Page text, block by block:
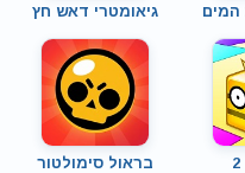
המים גיאומטרי דאש חץ
בראול סימולטור